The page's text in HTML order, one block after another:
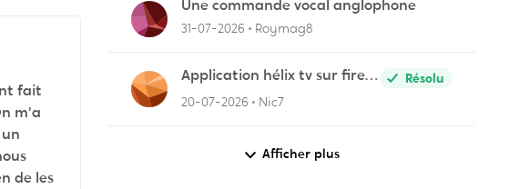
fait
m'a
de les
Une commande vocal anglophone
31-07-2026 Roymag8
Application hélix tv sur fire
stick
Résolu
20-07-2026
Nic7
Afficher plus